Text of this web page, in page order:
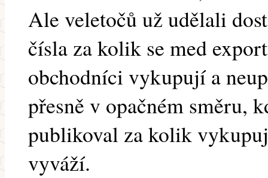
Ale veletočů už udělali
čísla za kolik se med
obchodníci vykupují a
přesně v opačném směru,
publikoval za kolik
vyváží.